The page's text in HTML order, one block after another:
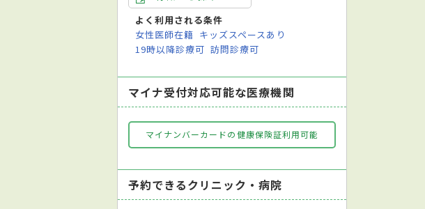
よく利用される条件
女性医師在籍 キッズスペースあり
19時以降診療可 訪問診療可
マイナ受付対応可能な医療機関
マイナンバーカードの健康保険証利用可能
予約できるクリニック・病院